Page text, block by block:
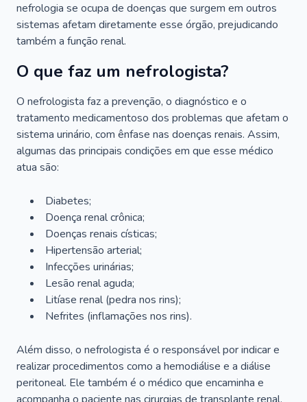
nefrologia se ocupa de doenças que surgem em outros
sistemas afetam diretamente esse órgão, prejudicando
também a função renal.
O que faz um nefrologista?
O nefrologista faz a prevenção, o diagnóstico e o
tratamento medicamentoso dos problemas que afetam o
sistema urinário, com ênfase nas doenças renais. Assim,
algumas das principais condições em que esse médico
atua são:
Diabetes;
Doença renal crônica;
Doenças renais císticas;
Hipertensão arterial;
Infecções urinárias;
Lesão renal aguda;
Litíase renal (pedra nos rins);
Nefrites (inflamações nos rins).
Além disso, o nefrologista é o responsável por indicar e
realizar procedimentos como a hemodiálise e a diálise
peritoneal. Ele também é o médico que encaminha e